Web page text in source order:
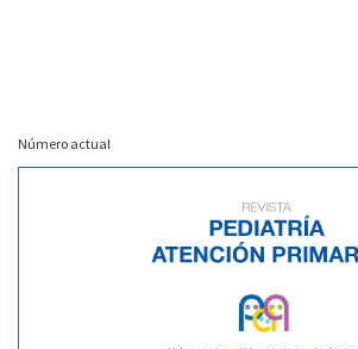
Número actual